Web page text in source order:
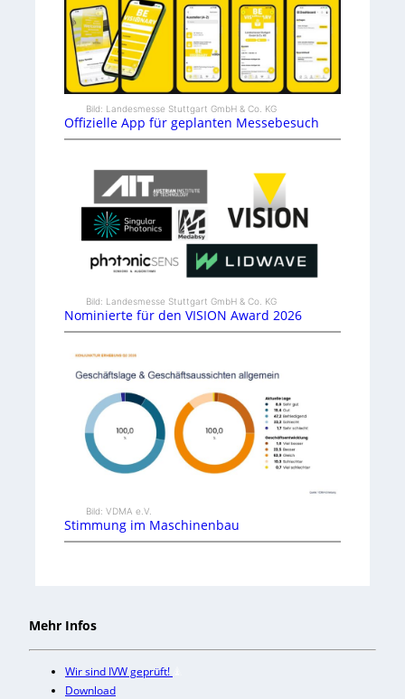
Bild: Landesmesse Stuttgart GmbH & Co. KG
Offizielle App für geplanten Messebesuch
Bild: Landesmesse Stuttgart GmbH & Co. KG
Nominierte für den VISION Award 2026
Bild: VDMA e.V.
Stimmung im Maschinenbau
Mehr Infos
Wir sind IVW geprüft!
Download